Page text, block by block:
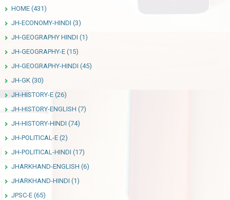
HOME (431)
JH-ECONOMY-HINDI (3)
JH-GEOGRAPHY HINDI (1)
JH-GEOGRAPHY-E (15)
JH-GEOGRAPHY-HINDI (45)
JH-GK (30)
JH-HISTORY-E (26)
JH-HISTORY-ENGLISH (7)
JH-HISTORY-HINDI (74)
JH-POLITICAL-E (2)
JH-POLITICAL-HINDI (17)
JHARKHAND-ENGLISH (6)
JHARKHAND-HINDI (1)
JPSC-E (65)